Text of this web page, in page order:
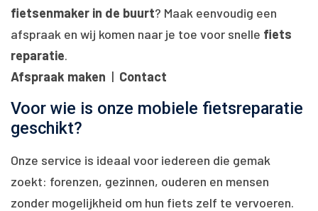
fietsenmaker in de buurt? Maak eenvoudig een
afspraak en wij komen naar je toe voor snelle fiets
reparatie.
Afspraak maken | Contact
Voor wie is onze mobiele fietsreparatie
geschikt?
Onze service is ideaal voor iedereen die gemak
zoekt: forenzen, gezinnen, ouderen en mensen
zonder mogelijkheid om hun fiets zelf te vervoeren.